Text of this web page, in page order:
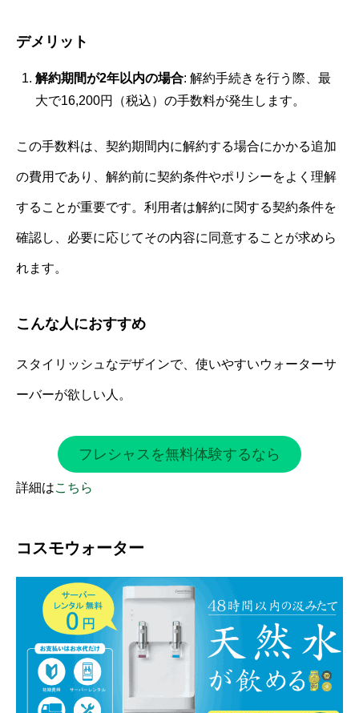
デメリット
解約期間が2年以内の場合: 解約手続きを行う際、最
大で16,200円（税込）の手数料が発生します。
この手数料は、契約期間内に解約する場合にかかる追加
の費用であり、解約前に契約条件やポリシーをよく理解
することが重要です。利用者は解約に関する契約条件を
確認し、必要に応じてその内容に同意することが求めら
れます。
こんな人におすすめ
スタイリッシュなデザインで、使いやすいウォーターサ
ーバーが欲しい人。
フレシャスを無料体験するなら
詳細はこちら
コスモウォーター